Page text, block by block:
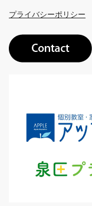
プライバシーポリシー